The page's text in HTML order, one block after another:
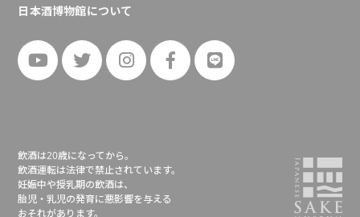
日本酒博物館について
飲酒は20歳になってから。
飲酒運転は法律で禁止されています。
妊娠中や授乳期の飲酒は、
胎児・乳児の発育に悪影響を与える
おそれがあります。